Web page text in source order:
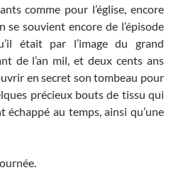
comme pour l’église, encore
se souvient encore de l’épisode
était par l’image du grand
de l’an mil, et deux cents ans
en secret son tombeau pour
précieux bouts de tissu qui
au temps, ainsi qu’une